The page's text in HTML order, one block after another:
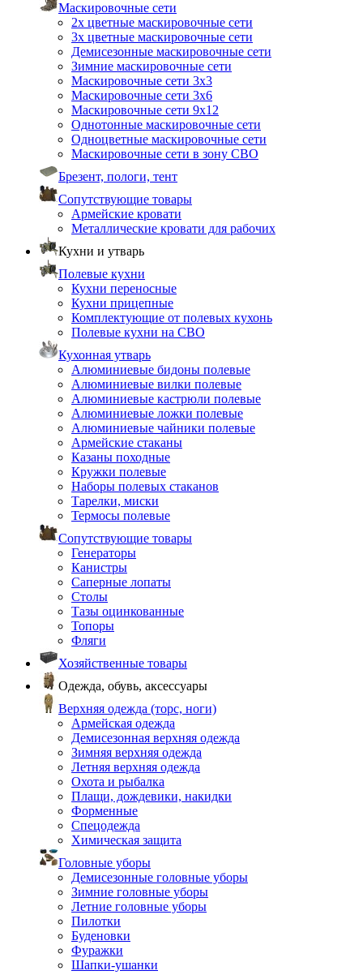
Маскировочные сети
2х цветные маскировочные сети
3х цветные маскировочные сети
Демисезонные маскировочные сети
Зимние маскировочные сети
Маскировочные сети 3х3
Маскировочные сети 3х6
Маскировочные сети 9х12
Однотонные маскировочные сети
Одноцветные маскировочные сети
Маскировочные сети в зону СВО
Брезент, пологи, тент
Сопутствующие товары
Армейские кровати
Металлические кровати для рабочих
Кухни и утварь
Полевые кухни
Кухни переносные
Кухни прицепные
Комплектующие от полевых кухонь
Полевые кухни на СВО
Кухонная утварь
Алюминиевые бидоны полевые
Алюминиевые вилки полевые
Алюминиевые кастрюли полевые
Алюминиевые ложки полевые
Алюминиевые чайники полевые
Армейские стаканы
Казаны походные
Кружки полевые
Наборы полевых стаканов
Тарелки, миски
Термосы полевые
Сопутствующие товары
Генераторы
Канистры
Саперные лопаты
Столы
Тазы оцинкованные
Топоры
Фляги
Хозяйственные товары
Одежда, обувь, аксессуары
Верхняя одежда (торс, ноги)
Армейская одежда
Демисезонная верхняя одежда
Зимняя верхняя одежда
Летняя верхняя одежда
Охота и рыбалка
Плащи, дождевики, накидки
Форменные
Спецодежда
Химическая защита
Головные уборы
Демисезонные головные уборы
Зимние головные уборы
Летние головные уборы
Пилотки
Буденовки
Фуражки
Шапки-ушанки